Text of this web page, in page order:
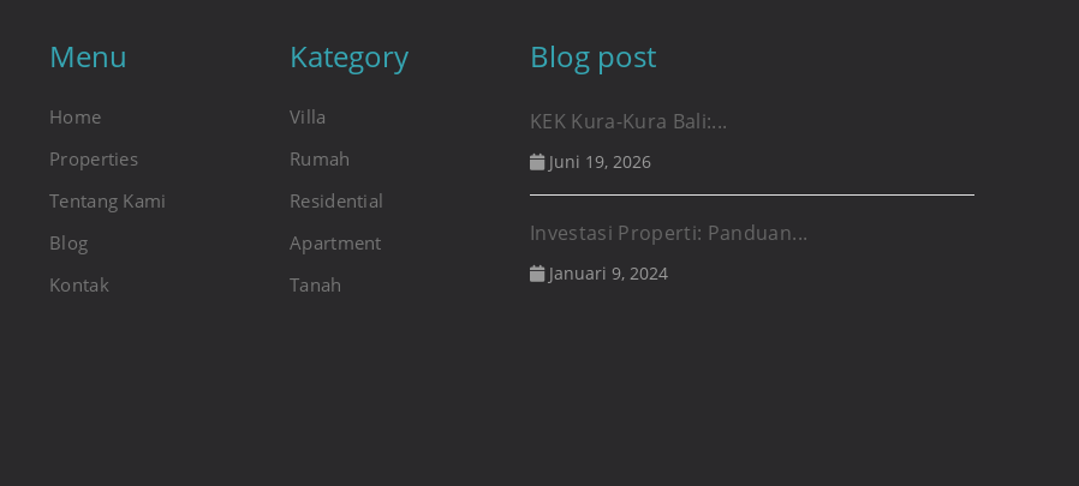
Menu
Home
Properties
Tentang Kami
Blog
Kontak
Kategory
Villa
Rumah
Residential
Apartment
Tanah
Blog post
KEK Kura-Kura Bali:...
Juni 19, 2026
Investasi Properti: Panduan...
Januari 9, 2024